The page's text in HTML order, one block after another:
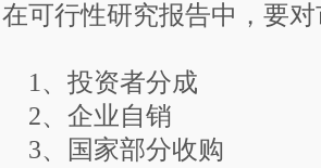
可行性研究报告中，要
者分成
业自销
部分收购